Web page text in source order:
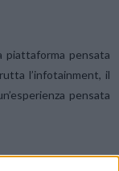
piattaforma pensata
l’infotainment, il
pensata
in Europa.